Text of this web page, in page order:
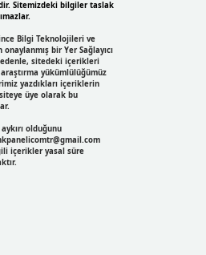
Sitemizdeki bilgiler taslak
Bilgi Teknolojileri ve
bir Yer Sağlayıcı
sitedeki içerikleri
yükümlülüğümüz
yazdıkları içeriklerin
üye olarak bu
olduğunu
içerikler yasal süre